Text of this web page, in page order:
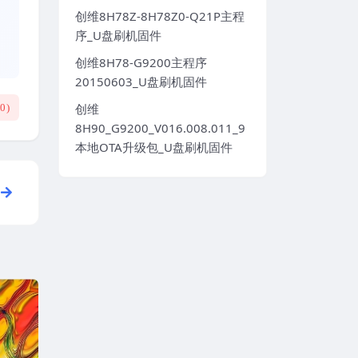
0)
创维8H78Z-8H78Z0-Q21P主程
序_U盘刷机固件
创维8H78-G9200主程序
20150603_U盘刷机固件
创维
8H90_G9200_V016.008.011_9
本地OTA升级包_U盘刷机固件